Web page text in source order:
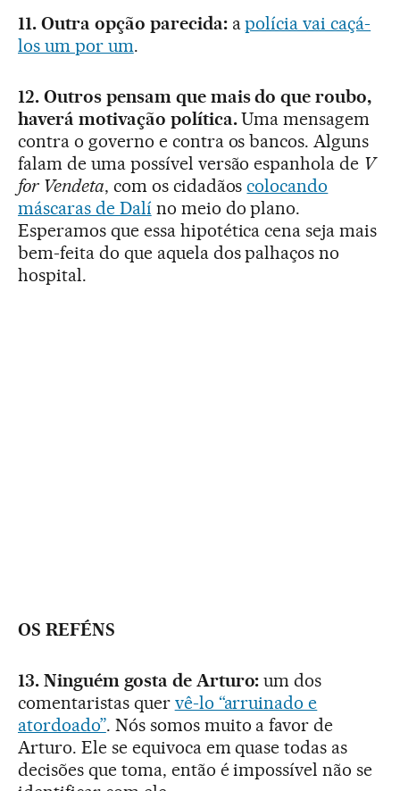
11. Outra opção parecida:apolícia vai caçá-
los um por um.
12. Outros pensam que mais do que roubo,
haverá motivação política.Uma mensagem
contra o governo e contra os bancos. Alguns
falam de uma possível versão espanhola de V
for Vendeta, com os cidadãoscolocando
máscaras de Dalíno meio do plano.
Esperamos que essa hipotética cena seja mais
bem-feita do que aquela dos palhaços no
hospital.
OS REFÉNS
13. Ninguém gosta de Arturo: um dos
comentaristas quer vê-lo “arruinado e
atordoado”. Nós somos muito a favor de
Arturo. Ele se equivoca em quase todas as
decisões que toma, então é impossível não se